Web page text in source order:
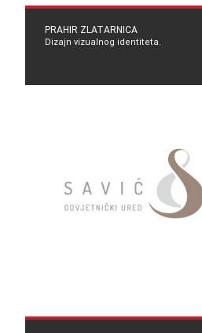
PRAHIR ZLATARNICA
Dizajn vizualnog identiteta.